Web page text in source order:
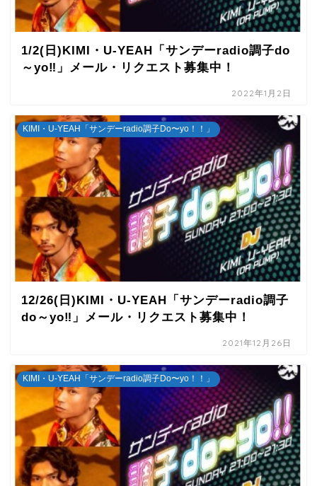
1/2(日)KIMI・U-YEAH「サンデーradio調子do
～yo‼」メール・リクエスト募集中！
2022年1月2日
KIMI・U-YEAH「サンデーradio調子Do〜yo！！」
12/26(日)KIMI・U-YEAH「サンデーradio調子
do～yo‼」メール・リクエスト募集中！
2021年12月26日
KIMI・U-YEAH「サンデーradio調子Do〜yo！！」